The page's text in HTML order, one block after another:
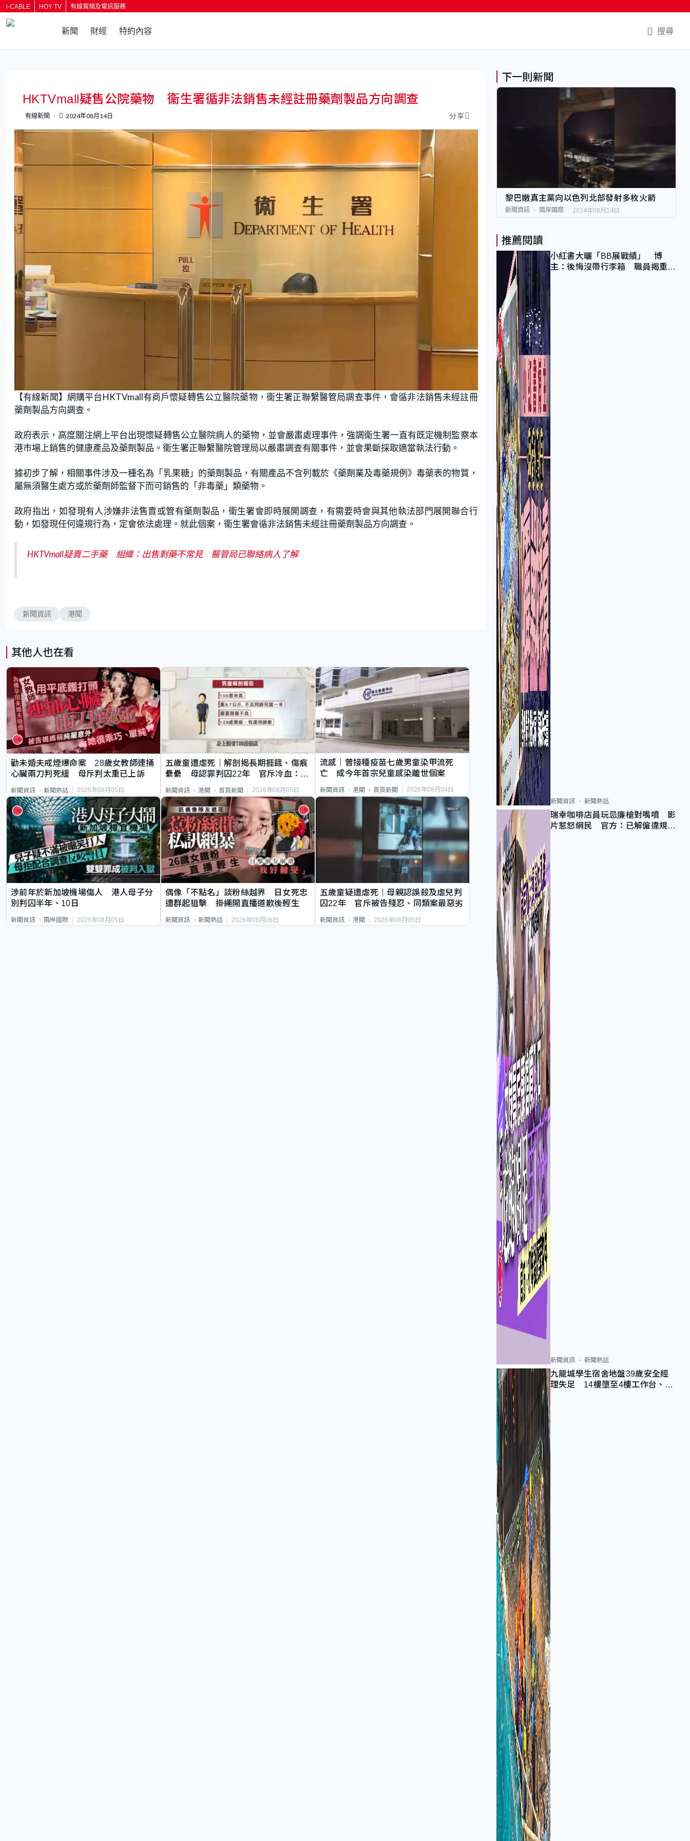
i-CABLE HOY TV 有線寬頻及電訊服務
新聞 財經 特約內容 搜尋
HKTVmall疑售公院藥物 衞生署循非法銷售未經註冊藥劑製品方向調查
有線新聞 2024年08月14日 分享
【有線新聞】網購平台HKTVmall有商戶懷疑轉售公立醫院藥物，衞生署正聯繫醫管局調查事件，會循非法銷售未經註冊
藥劑製品方向調查。
政府表示，高度關注網上平台出現懷疑轉售公立醫院病人的藥物，並會嚴肅處理事件，強調衞生署一直有既定機制監察本
港市場上銷售的健康產品及藥劑製品。衞生署正聯繫醫院管理局以嚴肅調查有關事件，並會果斷採取適當執法行動。
據初步了解，相關事件涉及一種名為「乳果糖」的藥劑製品，有關產品不含列載於《藥劑業及毒藥規例》毒藥表的物質，
屬無須醫生處方或於藥劑師監督下而可銷售的「非毒藥」類藥物。
政府指出，如發現有人涉嫌非法售賣或管有藥劑製品，衞生署會即時展開調查，有需要時會與其他執法部門展開聯合行
動，如發現任何違規行為，定會依法處理。就此個案，衞生署會循非法銷售未經註冊藥劑製品方向調查。
HKTVmall疑賣二手藥 組織：出售剩藥不常見 醫管局已聯絡病人了解
新聞資訊 港聞
其他人也在看
勸未婚夫戒煙爆命案 28歲女教師連捅
心臟兩刀判死緩 母斥判太重已上訴
新聞資訊 新聞熱話 2026年08月05日
五歲童遭虐死｜解剖揭長期捱餓、傷痕
纍纍 母認罪判囚22年 官斥冷血：同
新聞資訊 港聞 首頁新聞 2026年08月05日
流感｜曾接種疫苗七歲男童染甲流死
亡 成今年首宗兒童感染離世個案
新聞資訊 港聞 首頁新聞 2026年08月04日
涉前年於新加坡機場傷人 港人母子分
別判囚半年、10日
新聞資訊 兩岸國際 2026年08月05日
偶像「不點名」談粉絲越界 日女死忠
遭群起狙擊 掛繩開直播道歉後輕生
新聞資訊 新聞熱話 2026年08月06日
五歲童疑遭虐死｜母親認誤殺及虐兒判
囚22年 官斥被告殘忍、同類案最惡劣
新聞資訊 港聞 2026年08月05日
下一則新聞
黎巴嫩真主黨向以色列北部發射多枚火箭
新聞資訊 兩岸國際 2024年08月14日
推薦閱讀
小紅書大曬「BB展戰績」 博
主：後悔沒帶行李箱 職員揭重複
新聞資訊 新聞熱話
瑞幸咖啡店員玩忌廉槍對嘴噴 影
片惹怒網民 官方：已解僱違規員
新聞資訊 新聞熱話
九龍城學生宿舍地盤39歲安全經
理失足 14樓墮至4樓工作台、送